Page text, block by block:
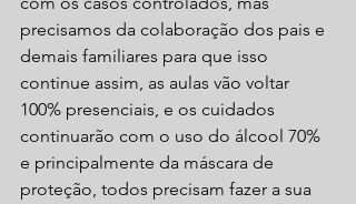
precisamos da colaboração dos pais e
demais familiares para que isso
continue assim, as aulas vão voltar
100% presenciais, e os cuidados
continuarão com o uso do álcool 70%
e principalmente da máscara de
proteção, todos precisam fazer a sua